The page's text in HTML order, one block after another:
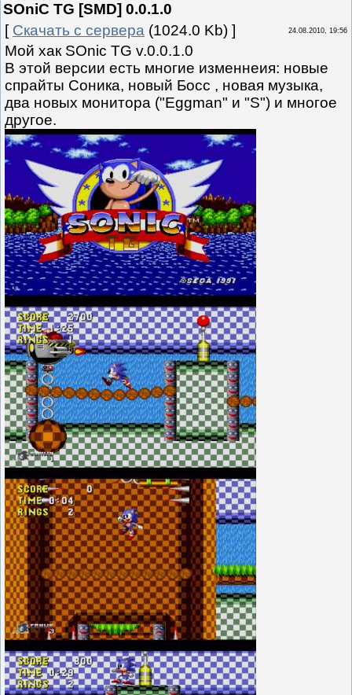
SOniC TG [SMD] 0.0.1.0
[ Скачать с сервера (1024.0 Kb) ] 24.08.2010, 19:56
Мой хак SOnic TG v.0.0.1.0
В этой версии есть многие изменнеия: новые
спрайты Соника, новый Босс , новая музыка,
два новых монитора ("Eggman" и "S") и многое
другое.